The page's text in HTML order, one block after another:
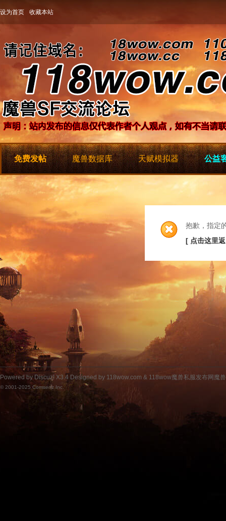
设为首页 收藏本站
免费发帖 魔兽数据库 天赋模拟器 公益
抱歉，指定
[ 点击这里
Powered by Discuz! X3.4 Designed by 118wow.com & 118wow魔兽私服发布网魔
© 2001-2025 Comsenz Inc.